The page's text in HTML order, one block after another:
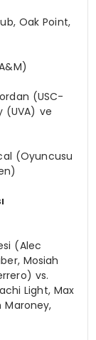
Oak Point,
(USC-
(UVA) ve
(Oyuncusu
(Alec
Mosiah
vs.
Light, Max
Maroney,